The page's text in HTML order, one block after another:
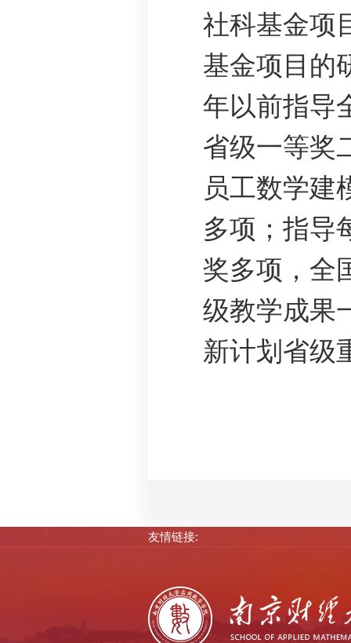
社科基金项
基金项目的
年以前指导
省级一等奖
员工数学建
多项；指导
奖多项，全
级教学成果
新计划省级
友情链接: